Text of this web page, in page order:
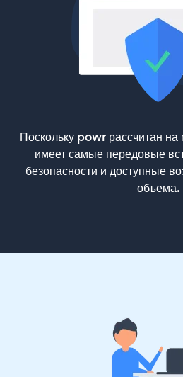
Поскольку powr рассчитан
имеет самые передовые
безопасности и доступные
объема.